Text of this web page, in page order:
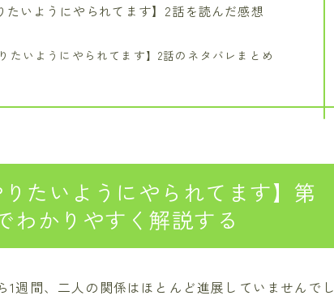
たいようにやられてます】2話を読んだ感想
たいようにやられてます】2話のネタバレまとめ
りたいようにやられてます】第
わかりやすく解説する
1週間、二人の関係はほとんど進展していませんでし